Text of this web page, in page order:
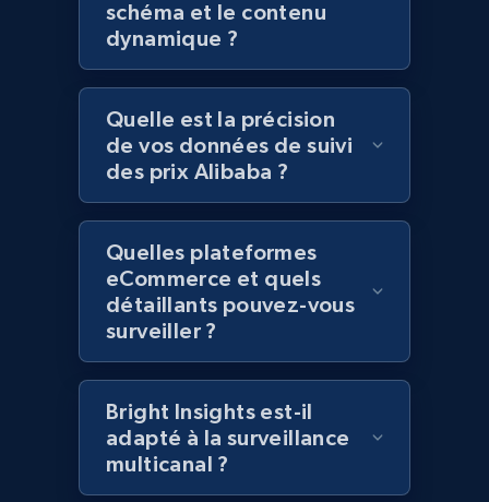
price, Currency, Availability, Reviews count, and
2.1K+ 375+ Commencer
Amazon products by seller URL
Title, Seller name, Brand, Description, Initial
price, Currency, Availability, Reviews count, and
2.1K+ 375+ Commencer
Amazon products global dataset - Collect
schéma et le contenu
dynamique ?
Quelle est la précision
de vos données de suivi
des prix Alibaba ?
Quelles plateformes
eCommerce et quels
détaillants pouvez-vous
surveiller ?
Bright Insights est-il
adapté à la surveillance
multicanal ?